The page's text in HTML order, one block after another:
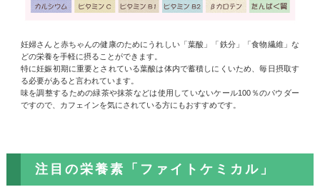
妊婦さんと赤ちゃんの健康のためにうれしい「葉酸」「鉄分」「食物繊維」な
どの栄養を手軽に摂ることができます。
特に妊娠初期に重要とされている葉酸は体内で蓄積しにくいため、毎日摂取す
る必要があると言われています。
味を調整するための緑茶や抹茶などは使用していないケール100％のパウダー
ですので、カフェインを気にされている方にもおすすめです。
注目の栄養素「ファイトケミカル」